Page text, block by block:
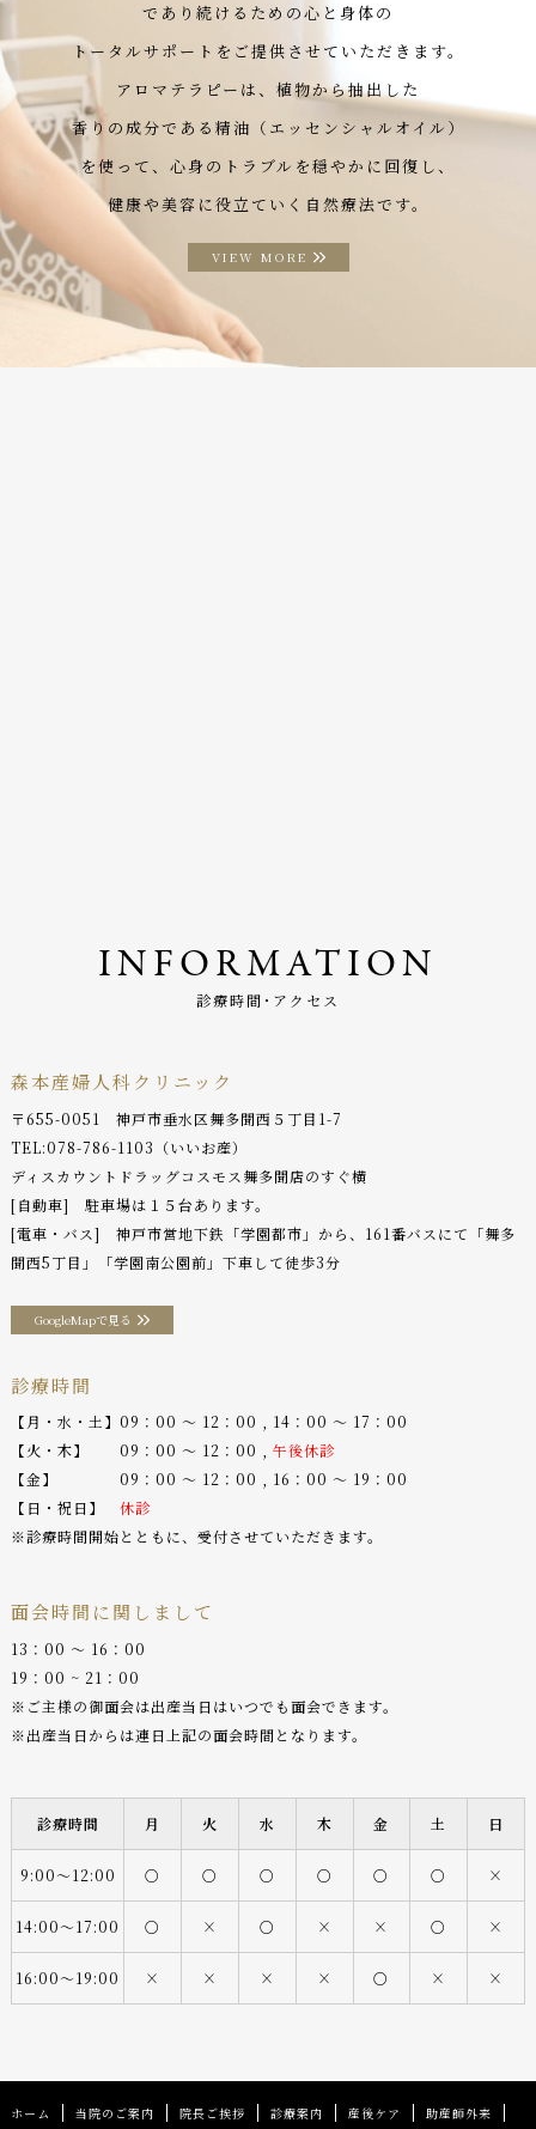
であり続けるための心と身体の
トータルサポートをご提供させていただきます。
アロマテラピーは、植物から抽出した
香りの成分である精油（エッセンシャルオイル）
を使って、心身のトラブルを穏やかに回復し、
健康や美容に役立ていく自然療法です。
VIEW MORE
INFORMATION
診療時間･アクセス
森本産婦人科クリニック
〒655-0051 神戸市垂水区舞多聞西５丁目1-7
TEL:078-786-1103 （いいお産）
ディスカウントドラッグコスモス舞多聞店のすぐ横
[自動車] 駐車場は１５台あります。
[電車・バス] 神戸市営地下鉄「学園都市」から、161番バスにて「舞多
聞西5丁目」「学園南公園前」下車して徒歩3分
GoogleMapで見る
診療時間
【月・水・土】09：00 〜 12：00 , 14：00 〜 17：00
【火・木】 09：00 〜 12：00 , 午後休診
【金】 09：00 〜 12：00 , 16：00 〜 19：00
【日・祝日】 休診
※診療時間開始とともに、受付させていただきます。
面会時間に関しまして
13：00 〜 16：00
19：00 ~ 21：00
※ご主様の御面会は出産当日はいつでも面会できます。
※出産当日からは連日上記の面会時間となります。
診療時間 月 火 水 木 金 土 日
9:00〜12:00 ○ ○ ○ ○ ○ ○ ×
14:00〜17:00 ○ × ○ × × ○ ×
16:00〜19:00 × × × × ○ × ×
ホーム 当院のご案内 院長ご挨拶 診療案内 産後ケア 助産師外来